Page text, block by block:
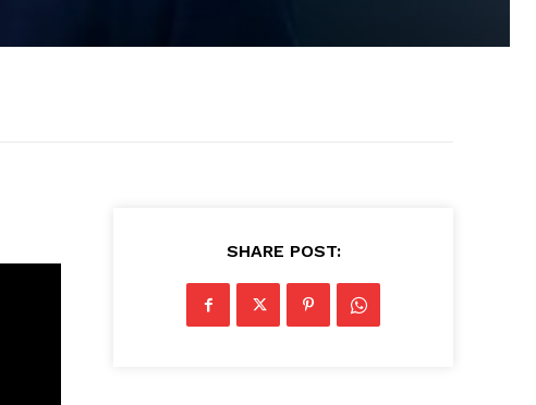
SHARE POST: